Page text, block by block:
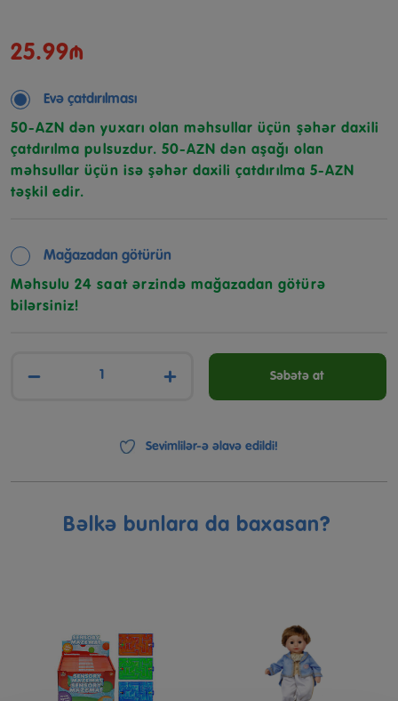
25.99₼
Evə çatdırılması
50-AZN dən yuxarı olan məhsullar üçün şəhər daxili
çatdırılma pulsuzdur. 50-AZN dən aşağı olan
məhsullar üçün isə şəhər daxili çatdırılma 5-AZN
təşkil edir.
Mağazadan götürün
Məhsulu 24 saat ərzində mağazadan götürə
bilərsiniz!
− + Səbətə at
Sevimlilər-ə əlavə edildi!
Bəlkə bunlara da baxasan?